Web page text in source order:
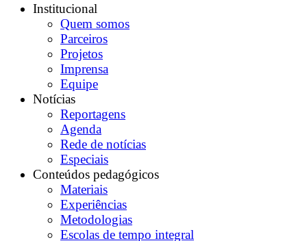
Institucional
Quem somos
Parceiros
Projetos
Imprensa
Equipe
Notícias
Reportagens
Agenda
Rede de notícias
Especiais
Conteúdos pedagógicos
Materiais
Experiências
Metodologias
Escolas de tempo integral